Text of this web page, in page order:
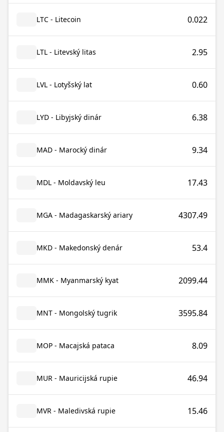
LTC - Litecoin 0.022
LTL - Litevský litas 2.95
LVL - Lotyšský lat 0.60
LYD - Libyjský dinár 6.38
MAD - Marocký dinár 9.34
MDL - Moldavský leu 17.43
MGA - Madagaskarský ariary 4307.49
MKD - Makedonský denár 53.4
MMK - Myanmarský kyat 2099.44
MNT - Mongolský tugrik 3595.84
MOP - Macajská pataca 8.09
MUR - Mauricijská rupie 46.94
MVR - Maledivská rupie 15.46